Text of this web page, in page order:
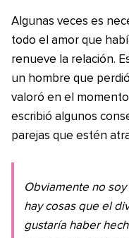
Algunas veces es
todo el amor que
renueve la relación.
un hombre que
valoró en el
escribió algunos
parejas que estén
Obviamente no
hay cosas que el
gustaría haber